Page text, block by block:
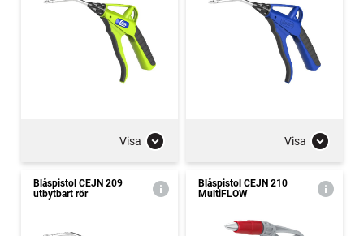
Visa Visa
Blåspistol CEJN 209
utbytbart rör
Blåspistol CEJN 210
MultiFLOW